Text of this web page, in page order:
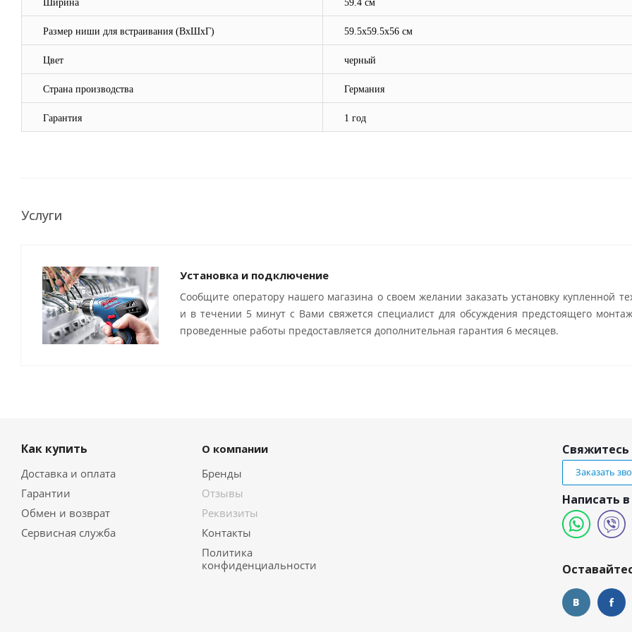
Ширина 59.4 см
Размер ниши для встраивания (ВхШхГ) 59.5х59.5х56 см
Цвет черный
Страна производства Германия
Гарантия 1 год
Услуги
Установка и подключение
Сообщите оператору нашего магазина о своем желании заказать установку купленной
и в течении 5 минут с Вами свяжется специалист для обсуждения предстоящего
проведенные работы предоставляется дополнительная гарантия 6 месяцев.
Как купить
Доставка и оплата
Гарантии
Обмен и возврат
Сервисная служба
О компании
Бренды
Отзывы
Реквизиты
Контакты
Политика
конфиденциальности
Свяжитесь
Заказать
Написать